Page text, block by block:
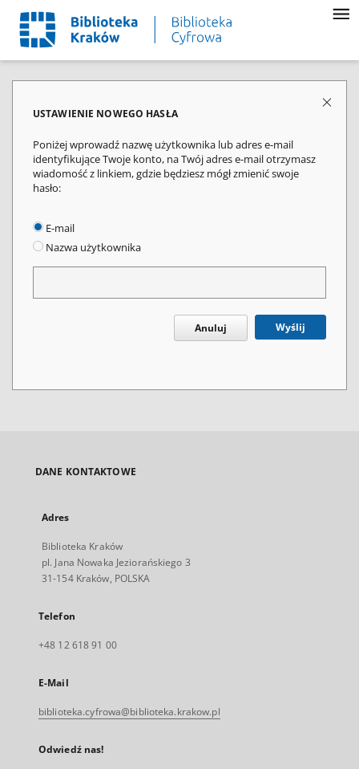
USTAWIENIE NOWEGO HASŁA
Poniżej wprowadź nazwę użytkownika lub adres e-mail
identyfikujące Twoje konto, na Twój adres e-mail otrzymasz
wiadomość z linkiem, gdzie będziesz mógł zmienić swoje
hasło:
E-mail
Nazwa użytkownika
Anuluj Wyślij
DANE KONTAKTOWE
Adres
Biblioteka Kraków
pl. Jana Nowaka Jeziorańskiego 3
31-154 Kraków, POLSKA
Telefon
+48 12 618 91 00
E-Mail
biblioteka.cyfrowa@biblioteka.krakow.pl
Odwiedź nas!